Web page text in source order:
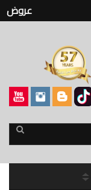
عروض